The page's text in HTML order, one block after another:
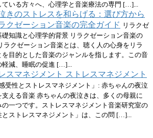
いる方々へ、心理学と音楽療法の専門 […]...
きのストレスを和らげる：選び方から
クゼーション音楽の完全ガイド リラクゼ
知識と心理学的背景 リラクゼーション音楽の
ラクゼーション音楽とは、聴く人の心身をリラ
を目的とした音楽のジャンルを指します。この音
減、睡眠の促進 […]...
スマネジメント ストレスマネジメント
感受性とストレスマネジメント」: 赤ちゃんの夜泣
支える音楽 赤ちゃんの夜泣きは、多くの母親に
の一つです。ストレスマネジメント音楽研究室の
ストレスマネジメント」は、この問 […]...